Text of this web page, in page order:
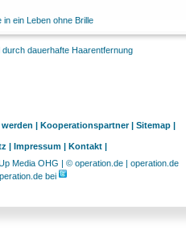
ein Leben ohne Brille
dauerhafte Haarentfernung
| Kooperationspartner | Sitemap |
| Impressum | Kontakt |
Media OHG | © operation.de | operation.de
bei